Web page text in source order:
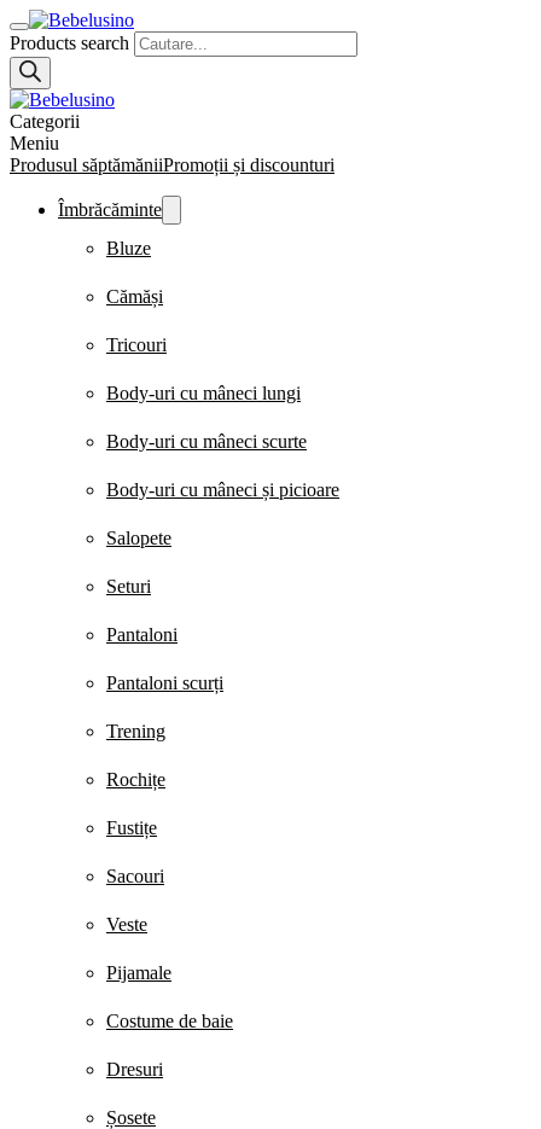
Products search
Categorii
Meniu
Produsul săptămăniiPromoții și discounturi
Îmbrăcăminte
Bluze
Cămăși
Tricouri
Body-uri cu mâneci lungi
Body-uri cu mâneci scurte
Body-uri cu mâneci și picioare
Salopete
Seturi
Pantaloni
Pantaloni scurți
Trening
Rochițe
Fustițe
Sacouri
Veste
Pijamale
Costume de baie
Dresuri
Șosete